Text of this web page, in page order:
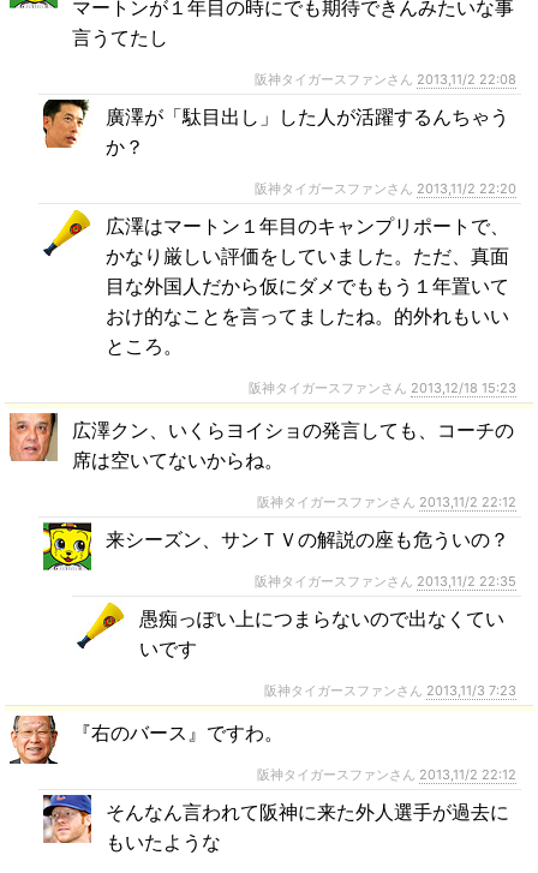
マートンが１年目の時にでも期待できんみたいな事
言うてたし
阪神タイガースファンさん 2013,11/2 22:08
廣澤が「駄目出し」した人が活躍するんちゃう
か？
阪神タイガースファンさん 2013,11/2 22:20
広澤はマートン１年目のキャンプリポートで、
かなり厳しい評価をしていました。ただ、真面
目な外国人だから仮にダメでももう１年置いて
おけ的なことを言ってましたね。的外れもいい
ところ。
阪神タイガースファンさん 2013,12/18 15:23
広澤クン、いくらヨイショの発言しても、コーチの
席は空いてないからね。
阪神タイガースファンさん 2013,11/2 22:12
来シーズン、サンＴＶの解説の座も危ういの？
阪神タイガースファンさん 2013,11/2 22:35
愚痴っぽい上につまらないので出なくてい
いです
阪神タイガースファンさん 2013,11/3 7:23
『右のバース』ですわ。
阪神タイガースファンさん 2013,11/2 22:12
そんなん言われて阪神に来た外人選手が過去に
もいたような